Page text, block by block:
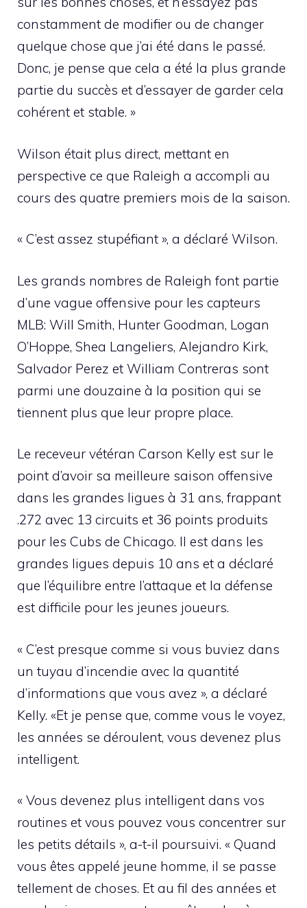
constamment de modifier ou de changer
quelque chose que j’ai été dans le passé.
Donc, je pense que cela a été la plus grande
partie du succès et d’essayer de garder cela
cohérent et stable. »
Wilson était plus direct, mettant en
perspective ce que Raleigh a accompli au
cours des quatre premiers mois de la saison.
« C’est assez stupéfiant », a déclaré Wilson.
Les grands nombres de Raleigh font partie
d’une vague offensive pour les capteurs
MLB: Will Smith, Hunter Goodman, Logan
O’Hoppe, Shea Langeliers, Alejandro Kirk,
Salvador Perez et William Contreras sont
parmi une douzaine à la position qui se
tiennent plus que leur propre place.
Le receveur vétéran Carson Kelly est sur le
point d’avoir sa meilleure saison offensive
dans les grandes ligues à 31 ans, frappant
.272 avec 13 circuits et 36 points produits
pour les Cubs de Chicago. Il est dans les
grandes ligues depuis 10 ans et a déclaré
que l’équilibre entre l’attaque et la défense
est difficile pour les jeunes joueurs.
« C’est presque comme si vous buviez dans
un tuyau d’incendie avec la quantité
d’informations que vous avez », a déclaré
Kelly. «Et je pense que, comme vous le voyez,
les années se déroulent, vous devenez plus
intelligent.
« Vous devenez plus intelligent dans vos
routines et vous pouvez vous concentrer sur
les petits détails », a-t-il poursuivi. « Quand
vous êtes appelé jeune homme, il se passe
tellement de choses. Et au fil des années et